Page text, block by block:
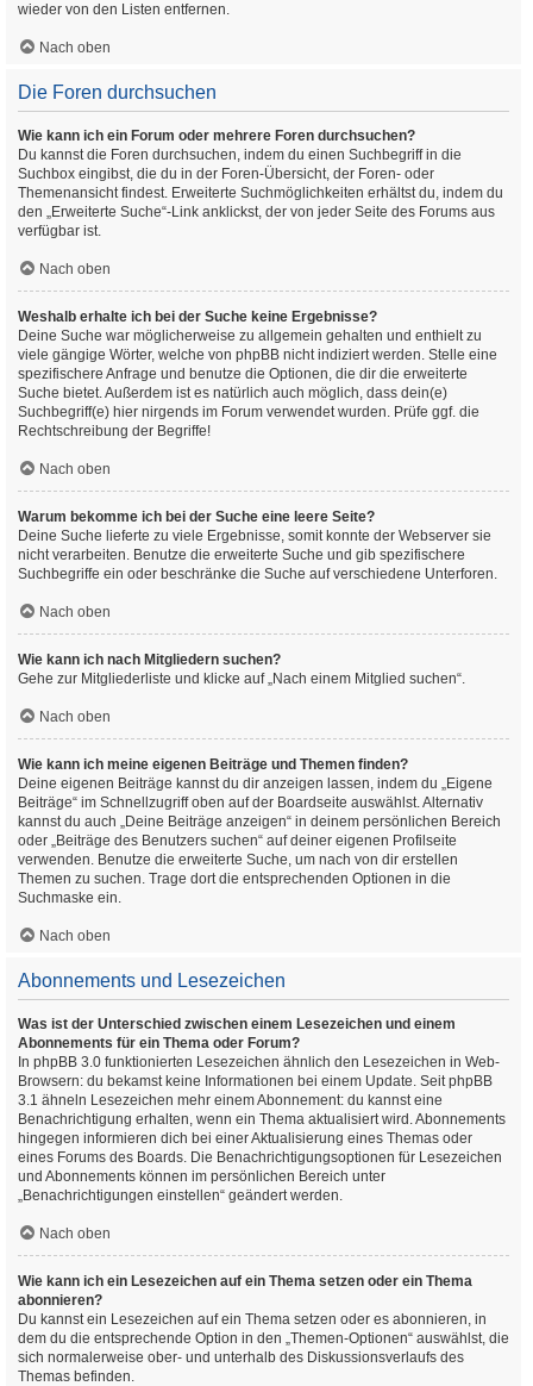
wieder von den Listen entfernen.
Nach oben
Die Foren durchsuchen
Wie kann ich ein Forum oder mehrere Foren durchsuchen?
Du kannst die Foren durchsuchen, indem du einen Suchbegriff in die
Suchbox eingibst, die du in der Foren-Übersicht, der Foren- oder
Themenansicht findest. Erweiterte Suchmöglichkeiten erhältst du, indem du
den „Erweiterte Suche“-Link anklickst, der von jeder Seite des Forums aus
verfügbar ist.
Nach oben
Weshalb erhalte ich bei der Suche keine Ergebnisse?
Deine Suche war möglicherweise zu allgemein gehalten und enthielt zu
viele gängige Wörter, welche von phpBB nicht indiziert werden. Stelle eine
spezifischere Anfrage und benutze die Optionen, die dir die erweiterte
Suche bietet. Außerdem ist es natürlich auch möglich, dass dein(e)
Suchbegriff(e) hier nirgends im Forum verwendet wurden. Prüfe ggf. die
Rechtschreibung der Begriffe!
Nach oben
Warum bekomme ich bei der Suche eine leere Seite?
Deine Suche lieferte zu viele Ergebnisse, somit konnte der Webserver sie
nicht verarbeiten. Benutze die erweiterte Suche und gib spezifischere
Suchbegriffe ein oder beschränke die Suche auf verschiedene Unterforen.
Nach oben
Wie kann ich nach Mitgliedern suchen?
Gehe zur Mitgliederliste und klicke auf „Nach einem Mitglied suchen“.
Nach oben
Wie kann ich meine eigenen Beiträge und Themen finden?
Deine eigenen Beiträge kannst du dir anzeigen lassen, indem du „Eigene
Beiträge“ im Schnellzugriff oben auf der Boardseite auswählst. Alternativ
kannst du auch „Deine Beiträge anzeigen“ in deinem persönlichen Bereich
oder „Beiträge des Benutzers suchen“ auf deiner eigenen Profilseite
verwenden. Benutze die erweiterte Suche, um nach von dir erstellen
Themen zu suchen. Trage dort die entsprechenden Optionen in die
Suchmaske ein.
Nach oben
Abonnements und Lesezeichen
Was ist der Unterschied zwischen einem Lesezeichen und einem
Abonnements für ein Thema oder Forum?
In phpBB 3.0 funktionierten Lesezeichen ähnlich den Lesezeichen in Web-
Browsern: du bekamst keine Informationen bei einem Update. Seit phpBB
3.1 ähneln Lesezeichen mehr einem Abonnement: du kannst eine
Benachrichtigung erhalten, wenn ein Thema aktualisiert wird. Abonnements
hingegen informieren dich bei einer Aktualisierung eines Themas oder
eines Forums des Boards. Die Benachrichtigungsoptionen für Lesezeichen
und Abonnements können im persönlichen Bereich unter
„Benachrichtigungen einstellen“ geändert werden.
Nach oben
Wie kann ich ein Lesezeichen auf ein Thema setzen oder ein Thema
abonnieren?
Du kannst ein Lesezeichen auf ein Thema setzen oder es abonnieren, in
dem du die entsprechende Option in den „Themen-Optionen“ auswählst, die
sich normalerweise ober- und unterhalb des Diskussionsverlaufs des
Themas befinden.